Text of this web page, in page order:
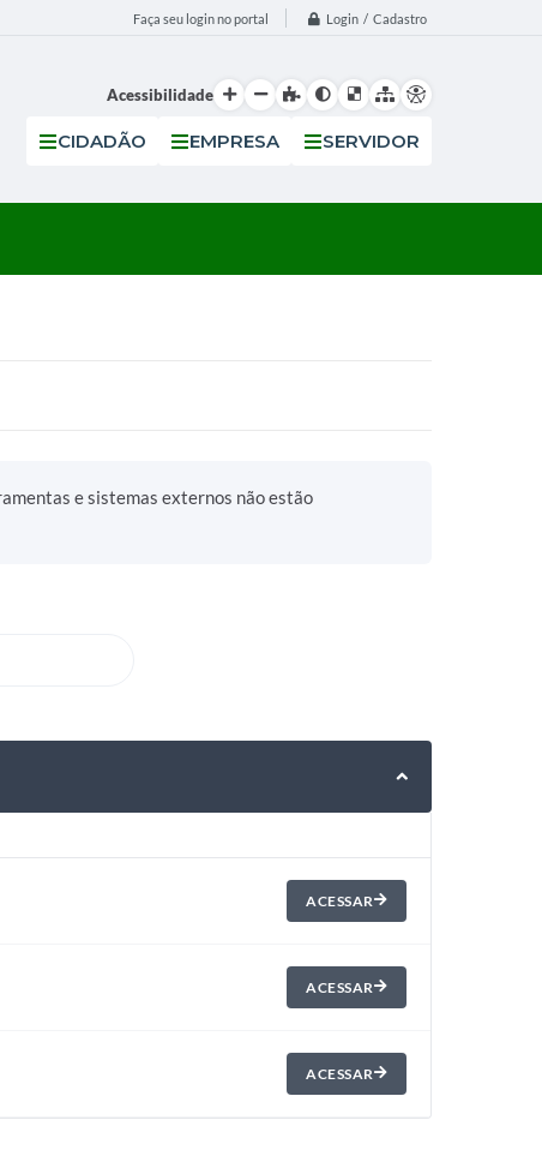
Faça seu login no portal Login / Cadastro
Acessibilidade
CIDADÃO EMPRESA SERVIDOR
e sistemas externos não estão
ACESSAR
ACESSAR
ACESSAR